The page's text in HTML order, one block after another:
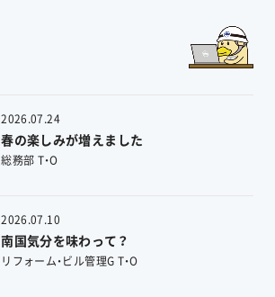
2026.07.24
春の楽しみが増えました
総務部 T・O
2026.07.10
南国気分を味わって？
リフォーム・ビル管理G T・O